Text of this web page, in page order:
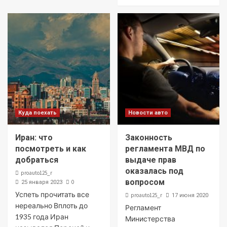
Куда поехать
Иран: что
посмотреть и как
добраться
proauto125_r
25 января 2023 0
Успеть прочитать все
нереально Вплоть до
1935 года Иран
Новости авто
Законность
регламента МВД по
выдаче прав
оказалась под
вопросом
proauto125_r 17 июня 2020
Регламент
Министерства